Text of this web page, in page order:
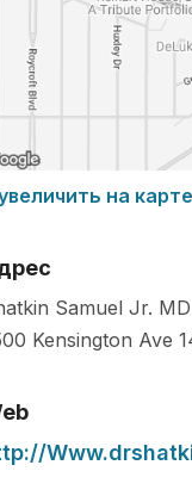
на карте
Samuel Jr.
Kensington Ave